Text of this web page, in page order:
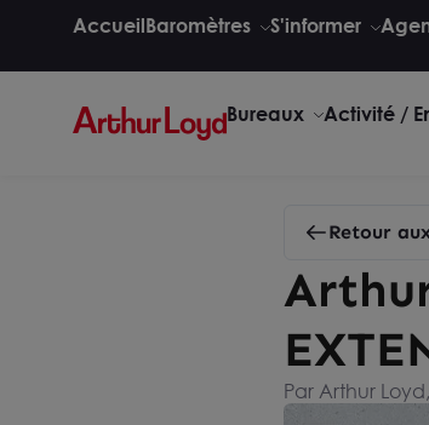
AccueilBaromètres S'informer
Bureaux Activité /
Retour
Par Arthur